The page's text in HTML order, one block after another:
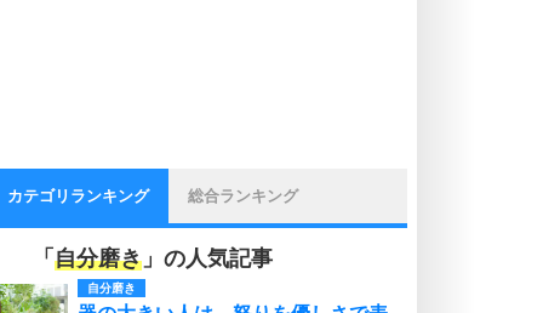
カテゴリランキング 総合ランキング
「 自分磨き 」の人気記事
自分磨き